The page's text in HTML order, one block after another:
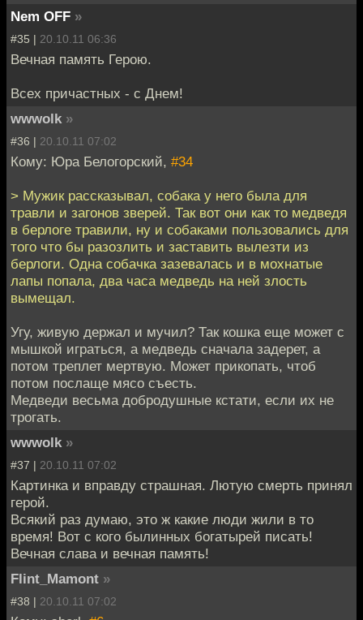
Nem OFF »
#35 | 20.10.11 06:36
Вечная память Герою.
Всех причастных - с Днем!
wwwolk »
#36 | 20.10.11 07:02
Кому: Юра Белогорский, #34
> Мужик рассказывал, собака у него была для
травли и загонов зверей. Так вот они как то медведя
в берлоге травили, ну и собаками пользовались для
того что бы разозлить и заставить вылезти из
берлоги. Одна собачка зазевалась и в мохнатые
лапы попала, два часа медведь на ней злость
вымещал.
Угу, живую держал и мучил? Так кошка еще может с
мышкой играться, а медведь сначала задерет, а
потом треплет мертвую. Может прикопать, чтоб
потом послаще мясо съесть.
Медведи весьма добродушные кстати, если их не
трогать.
wwwolk »
#37 | 20.10.11 07:02
Картинка и вправду страшная. Лютую смерть принял
герой.
Всякий раз думаю, это ж какие люди жили в то
время! Вот с кого былинных богатырей писать!
Вечная слава и вечная память!
Flint_Mamont »
#38 | 20.10.11 07:02